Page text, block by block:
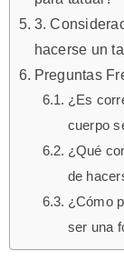
3.
hacerse un
Preguntas
¿Es
cuerpo
¿Qué
de
¿Cómo
ser una